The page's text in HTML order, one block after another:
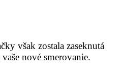
však zostala zaseknutá
nové smerovanie.